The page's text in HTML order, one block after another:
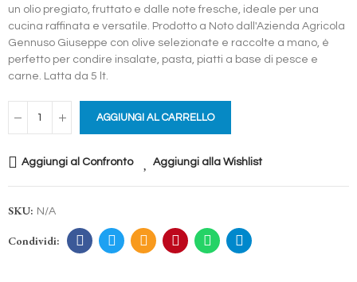
un olio pregiato, fruttato e dalle note fresche, ideale per una
cucina raffinata e versatile. Prodotto a Noto dall'Azienda Agricola
Gennuso Giuseppe con olive selezionate e raccolte a mano, è
perfetto per condire insalate, pasta, piatti a base di pesce e
carne. Latta da 5 lt.
AGGIUNGI AL CARRELLO
Aggiungi al Confronto Aggiungi alla Wishlist
SKU: N/A